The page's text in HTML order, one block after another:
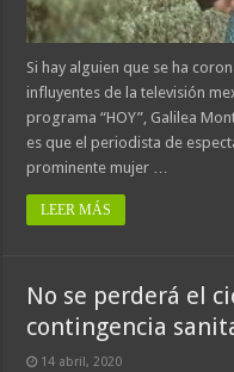
Si hay alguien que se ha
influyentes de la televisión
programa “HOY”, Galilea
es que el periodista de
prominente mujer …
LEER MÁS
No se perderá el
contingencia
14 abril, 2020